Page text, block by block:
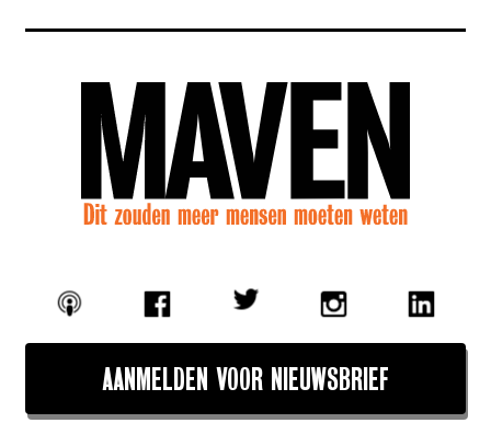
AANMELDEN VOOR NIEUWSBRIEF